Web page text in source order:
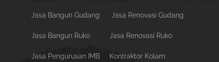
Jasa Bangun Gudang Jasa Renovasi Gudang
Jasa Bangun Ruko Jasa Renovasi Ruko
Jasa Pengurusan IMB
Kontraktor Kolam